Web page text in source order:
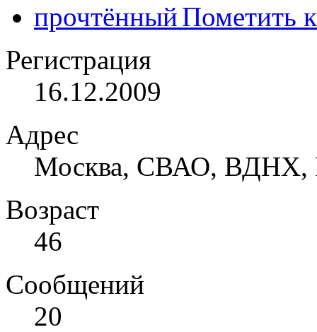
Пометить
Регистрация
16.12.2009
Адрес
Москва, СВАО, ВДНХ,
Возраст
46
Сообщений
20